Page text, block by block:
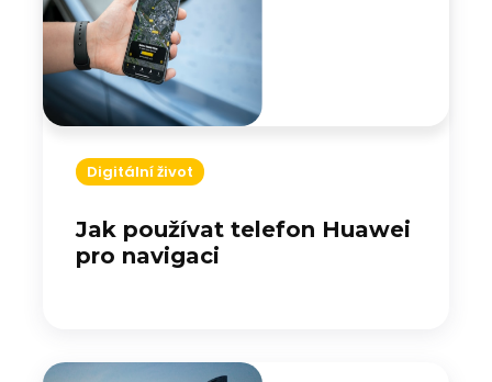
Digitální život
Jak používat telefon Huawei
pro navigaci